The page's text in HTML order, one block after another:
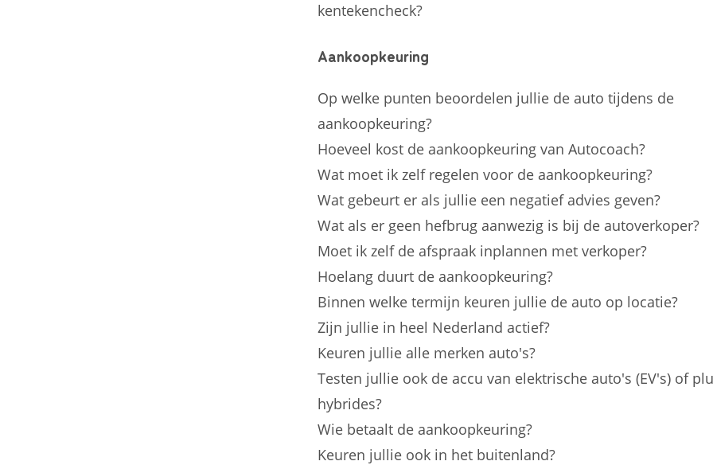
kentekencheck?
Aankoopkeuring
Op welke punten beoordelen jullie de auto tijdens de
aankoopkeuring?
Hoeveel kost de aankoopkeuring van Autocoach?
Wat moet ik zelf regelen voor de aankoopkeuring?
Wat gebeurt er als jullie een negatief advies geven?
Wat als er geen hefbrug aanwezig is bij de autoverkoper?
Moet ik zelf de afspraak inplannen met verkoper?
Hoelang duurt de aankoopkeuring?
Binnen welke termijn keuren jullie de auto op locatie?
Zijn jullie in heel Nederland actief?
Keuren jullie alle merken auto's?
Testen jullie ook de accu van elektrische auto's (EV's) of
hybrides?
Wie betaalt de aankoopkeuring?
Keuren jullie ook in het buitenland?